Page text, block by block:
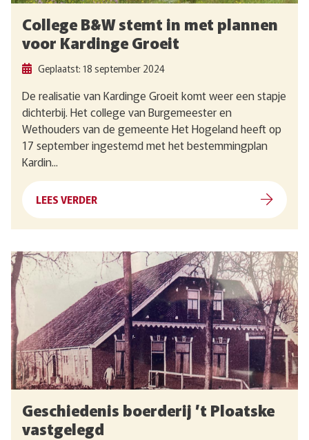
College B&W stemt in met plannen
voor Kardinge Groeit
Geplaatst: 18 september 2024
De realisatie van Kardinge Groeit komt weer een stapje
dichterbij. Het college van Burgemeester en
Wethouders van de gemeente Het Hogeland heeft op
17 september ingestemd met het bestemmingplan
Kardin...
LEES VERDER
Geschiedenis boerderij ’t Ploatske
vastgelegd